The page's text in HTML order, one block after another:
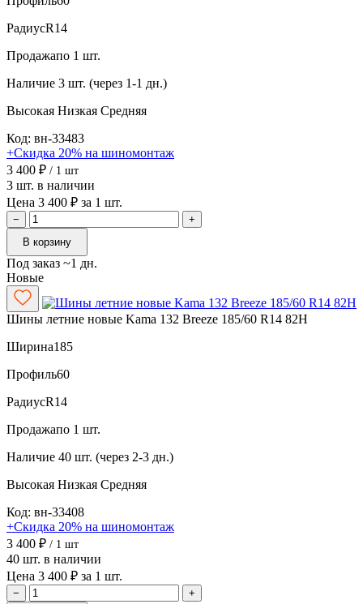
РадиусR14
Продажапо 1 шт.
Наличие 3 шт. (через 1-1 дн.)
Высокая Низкая Средняя
Код: вн-33483
+Скидка 20% на шиномонтаж
3 400 ₽ / 1 шт
3 шт. в наличии
Цена 3 400 ₽ за 1 шт.
−
+
В корзину
Под заказ ~1 дн.
Новые
Шины летние новые Kama 132 Breeze 185/60 R14 82H
Ширина185
Профиль60
РадиусR14
Продажапо 1 шт.
Наличие 40 шт. (через 2-3 дн.)
Высокая Низкая Средняя
Код: вн-33408
+Скидка 20% на шиномонтаж
3 400 ₽ / 1 шт
40 шт. в наличии
Цена 3 400 ₽ за 1 шт.
−
+